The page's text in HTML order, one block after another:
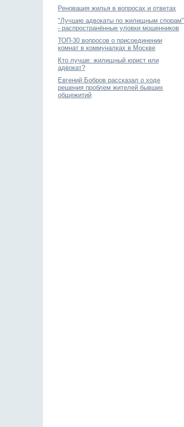
Реновация жилья в вопросах и ответах
"Лучшие адвокаты по жилищным спорам"
- распространённые уловки мошенников
ТОП-30 вопросов о присоединении
комнат в коммуналках в Москве
Кто лучше: жилищный юрист или
адвокат?
Евгений Бобров рассказал о ходе
решения проблем жителей бывших
общежитий